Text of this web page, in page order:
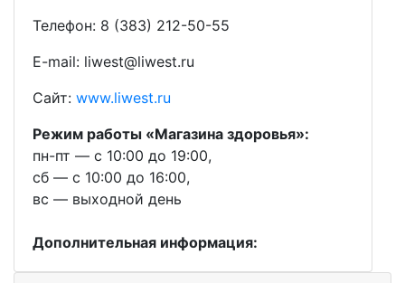
Телефон: 8 (383) 212-50-55
E-mail: liwest@liwest.ru
Сайт: www.liwest.ru
Режим работы «Магазина здоровья»:
пн-пт — с 10:00 до 19:00,
сб — с 10:00 до 16:00,
вс — выходной день
Дополнительная информация: